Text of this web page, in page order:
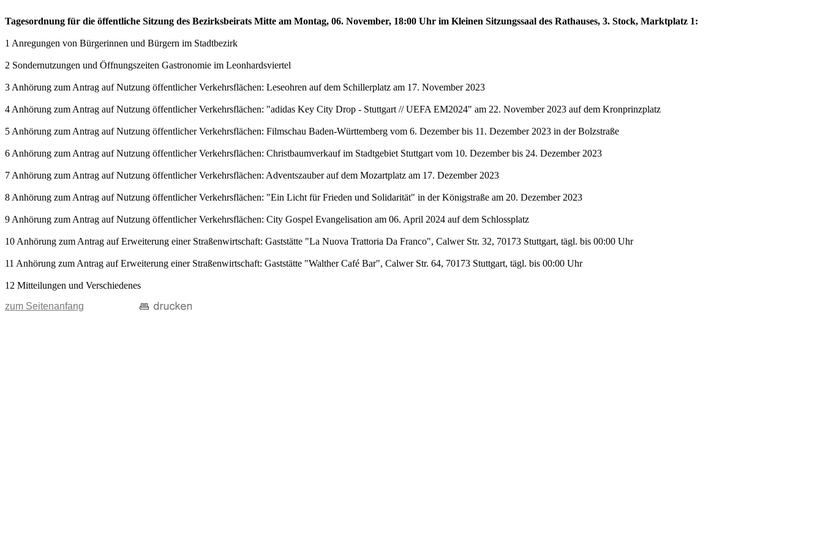
Tagesordnung für die öffentliche Sitzung des Bezirksbeirats Mitte am Montag, 06. November, 18:00 Uhr im Kleinen Sitzungssaal des Rathauses, 3. Stock, Marktplatz 1:
1 Anregungen von Bürgerinnen und Bürgern im Stadtbezirk
2 Sondernutzungen und Öffnungszeiten Gastronomie im Leonhardsviertel
3 Anhörung zum Antrag auf Nutzung öffentlicher Verkehrsflächen: Leseohren auf dem Schillerplatz am 17. November 2023
4 Anhörung zum Antrag auf Nutzung öffentlicher Verkehrsflächen: "adidas Key City Drop - Stuttgart // UEFA EM2024" am 22. November 2023 auf dem Kronprinzplatz
5 Anhörung zum Antrag auf Nutzung öffentlicher Verkehrsflächen: Filmschau Baden-Württemberg vom 6. Dezember bis 11. Dezember 2023 in der Bolzstraße
6 Anhörung zum Antrag auf Nutzung öffentlicher Verkehrsflächen: Christbaumverkauf im Stadtgebiet Stuttgart vom 10. Dezember bis 24. Dezember 2023
7 Anhörung zum Antrag auf Nutzung öffentlicher Verkehrsflächen: Adventszauber auf dem Mozartplatz am 17. Dezember 2023
8 Anhörung zum Antrag auf Nutzung öffentlicher Verkehrsflächen: "Ein Licht für Frieden und Solidarität" in der Königstraße am 20. Dezember 2023
9 Anhörung zum Antrag auf Nutzung öffentlicher Verkehrsflächen: City Gospel Evangelisation am 06. April 2024 auf dem Schlossplatz
10 Anhörung zum Antrag auf Erweiterung einer Straßenwirtschaft: Gaststätte "La Nuova Trattoria Da Franco", Calwer Str. 32, 70173 Stuttgart, tägl. bis 00:00 Uhr
11 Anhörung zum Antrag auf Erweiterung einer Straßenwirtschaft: Gaststätte "Walther Café Bar", Calwer Str. 64, 70173 Stuttgart, tägl. bis 00:00 Uhr
12 Mitteilungen und Verschiedenes
zum Seitenanfang